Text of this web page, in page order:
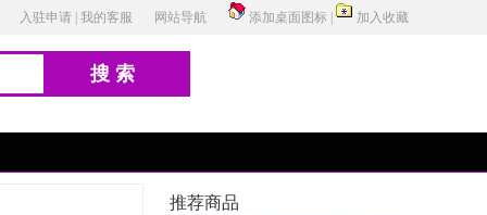
入驻申请 我的客服 网站导航 添加桌面图标 加入收藏
搜索
推荐商品